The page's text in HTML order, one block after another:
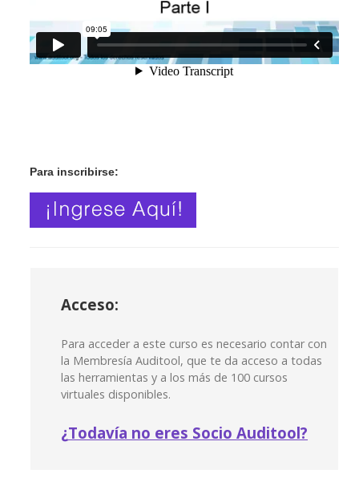
Para inscribirse:
Acceso:
Para acceder a este curso es necesario contar con
la Membresía Auditool, que te da acceso a todas
las herramientas y a los más de 100 cursos
virtuales disponibles.
¿Todavía no eres Socio Auditool?